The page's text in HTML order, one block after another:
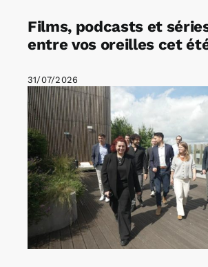
Films, podcasts et
entre vos oreilles cet
31/07/2026